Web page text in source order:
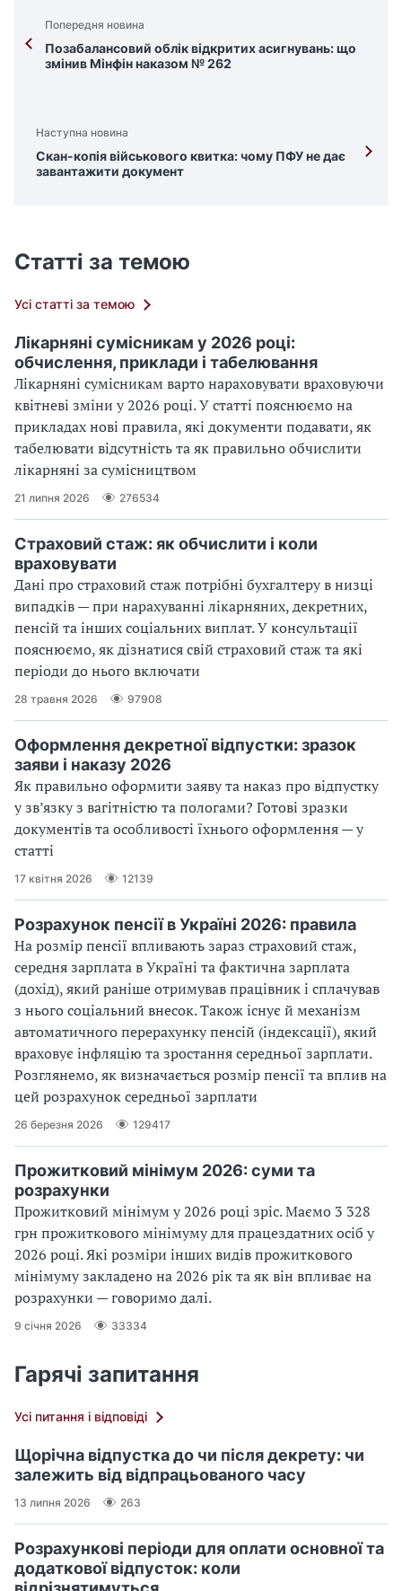
Попередня новина
Позабалансовий облік відкритих асигнувань: що
змінив Мінфін наказом № 262
Наступна новина
Скан-копія військового квитка: чому ПФУ не дає
завантажити документ
Статті за темою
Усі статті за темою
Лікарняні сумісникам у 2026 році:
обчислення, приклади і табелювання
Лікарняні сумісникам варто нараховувати враховуючи
квітневі зміни у 2026 році. У статті пояснюємо на
прикладах нові правила, які документи подавати, як
табелювати відсутність та як правильно обчислити
лікарняні за сумісництвом
21 липня 2026 276534
Страховий стаж: як обчислити і коли
враховувати
Дані про страховий стаж потрібні бухгалтеру в низці
випадків — при нарахуванні лікарняних, декретних,
пенсій та інших соціальних виплат. У консультації
пояснюємо, як дізнатися свій страховий стаж та які
періоди до нього включати
28 травня 2026 97908
Оформлення декретної відпустки: зразок
заяви і наказу 2026
Як правильно оформити заяву та наказ про відпустку
у зв’язку з вагітністю та пологами? Готові зразки
документів та особливості їхнього оформлення — у
статті
17 квітня 2026 12139
Розрахунок пенсії в Україні 2026: правила
На розмір пенсії впливають зараз страховий стаж,
середня зарплата в Україні та фактична зарплата
(дохід), який раніше отримував працівник і сплачував
з нього соціальний внесок. Також існує й механізм
автоматичного перерахунку пенсій (індексації), який
враховує інфляцію та зростання середньої зарплати.
Розглянемо, як визначається розмір пенсії та вплив на
цей розрахунок середньої зарплати
26 березня 2026 129417
Прожитковий мінімум 2026: суми та
розрахунки
Прожитковий мінімум у 2026 році зріс. Маємо 3 328
грн прожиткового мінімуму для працездатних осіб у
2026 році. Які розміри інших видів прожиткового
мінімуму закладено на 2026 рік та як він впливає на
розрахунки — говоримо далі.
9 січня 2026 33334
Гарячі запитання
Усі питання і відповіді
Щорічна відпустка до чи після декрету: чи
залежить від відпрацьованого часу
13 липня 2026 263
Розрахункові періоди для оплати основної та
додаткової відпусток: коли